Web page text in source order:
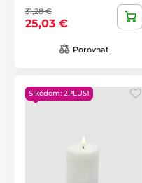
31,28 €
25,03 €
Porovnať
S kódom: 2PLUS1